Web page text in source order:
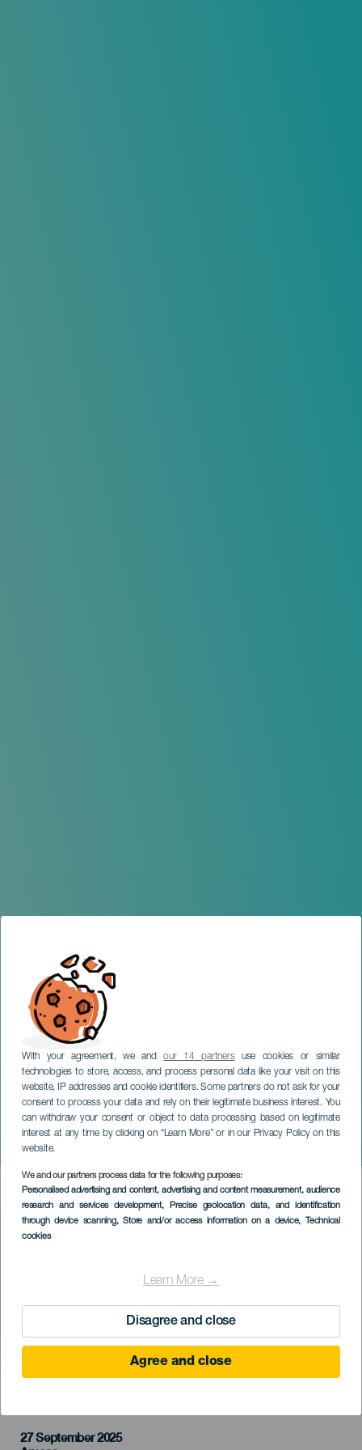
With your agreement, we andour 14 partnersuse cookies or similar
technologies to store, access, and process personal data like your visit on this
website, IP addresses and cookie identifiers. Some partners do not ask for your
consent to process your data and rely on their legitimate business interest. You
can withdraw your consent or object to data processing based on legitimate
interest at any time by clicking on “Learn More” or in our Privacy Policy on this
website.
We and our partners process data for the following purposes:
Personalised advertising and content, advertising and content measurement, audience
research and services development, Precise geolocation data, and identification
through device scanning, Store and/or access information on a device, Technical
cookies
Learn More →
Disagree and close
Agree and close
Az elveszett dolgok szigete
GRAN CANARIA
Imagen
Listado
27 September 2025